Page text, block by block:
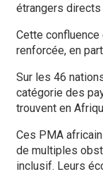
étrangers
Cette
renforcée, en
Sur les 46
catégorie des
trouvent en
Ces PMA
de multiples
inclusif. Leurs